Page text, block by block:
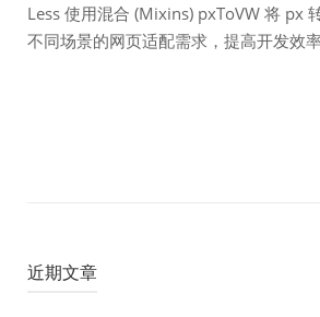
Less 使用混合 (Mixins) pxToVW 将 px
不同场景的网页适配需求，提高开发效率
近期文章